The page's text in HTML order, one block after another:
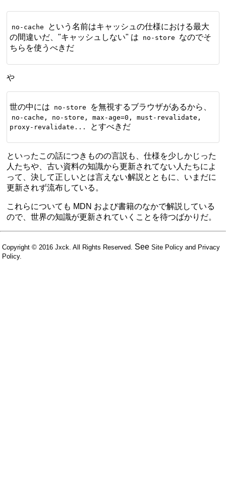
no-cache
という名前はキャッシュの仕様における最大
の間違いだ、"キャッシュしない" は
no-store
なのでそ
ちらを使うべきだ
や
世の中には no-store を無視するブラウザがあるから、
no-cache, no-store, max-age=0, must-revalidate,
proxy-revalidate...
とすべきだ
といったこの話につきものの言説も、仕様を少しかじった
人たちや、古い資料の知識から更新されてない人たちによ
って、決して正しいとは言えない解説とともに、いまだに
更新されず流布している。
これらについても MDN および書籍のなかで解説している
ので、世界の知識が更新されていくことを待つばかりだ。
Copyright © 2016Jxck . All Rights Reserved. SeeSite Policy and Privacy
Policy.